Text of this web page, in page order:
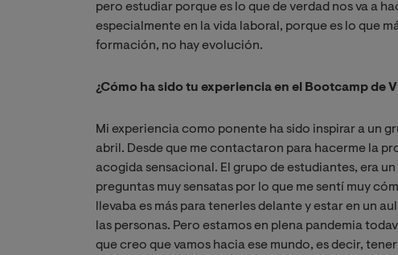
pero estudiar porque es lo que de verdad nos va a
especialmente en la vida laboral, porque es lo que
formación, no hay evolución.
¿Cómo ha sido tu experiencia en el Bootcamp de
Mi experiencia como ponente ha sido inspirar a un
abril. Desde que me contactaron para hacerme la
acogida sensacional. El grupo de estudiantes, era
preguntas muy sensatas por lo que me sentí muy
llevaba es más para tenerles delante y estar en un
las personas. Pero estamos en plena pandemia
que creo que vamos hacia ese mundo, es decir,